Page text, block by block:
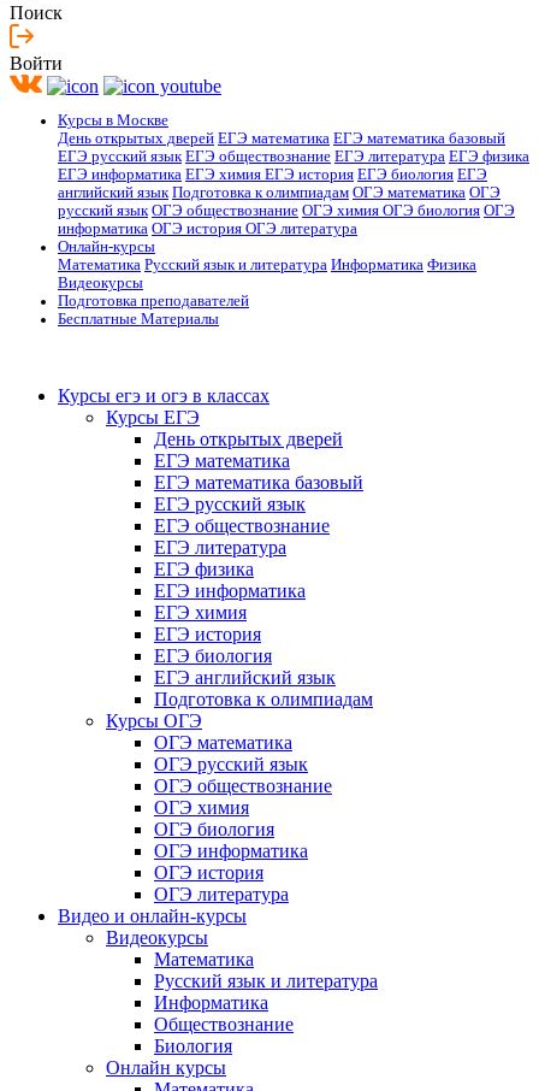
Поиск
Войти
Курсы в Москве
День открытых дверей ЕГЭ математика ЕГЭ математика базовый
ЕГЭ русский язык ЕГЭ обществознание ЕГЭ литература ЕГЭ физика
ЕГЭ информатика ЕГЭ химия ЕГЭ история ЕГЭ биология ЕГЭ
английский язык Подготовка к олимпиадам ОГЭ математика ОГЭ
русский язык ОГЭ обществознание ОГЭ химия ОГЭ биология ОГЭ
информатика ОГЭ история ОГЭ литература
Онлайн-курсы
Математика Русский язык и литература Информатика Физика
Видеокурсы
Подготовка преподавателей
Бесплатные Материалы
Курсы егэ и огэ в классах
Курсы ЕГЭ
День открытых дверей
ЕГЭ математика
ЕГЭ математика базовый
ЕГЭ русский язык
ЕГЭ обществознание
ЕГЭ литература
ЕГЭ физика
ЕГЭ информатика
ЕГЭ химия
ЕГЭ история
ЕГЭ биология
ЕГЭ английский язык
Подготовка к олимпиадам
Курсы ОГЭ
ОГЭ математика
ОГЭ русский язык
ОГЭ обществознание
ОГЭ химия
ОГЭ биология
ОГЭ информатика
ОГЭ история
ОГЭ литература
Видео и онлайн-курсы
Видеокурсы
Математика
Русский язык и литература
Информатика
Обществознание
Биология
Онлайн курсы